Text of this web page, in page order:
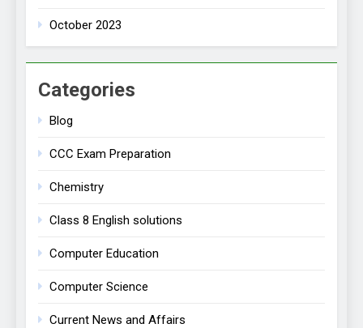
October 2023
Categories
Blog
CCC Exam Preparation
Chemistry
Class 8 English solutions
Computer Education
Computer Science
Current News and Affairs